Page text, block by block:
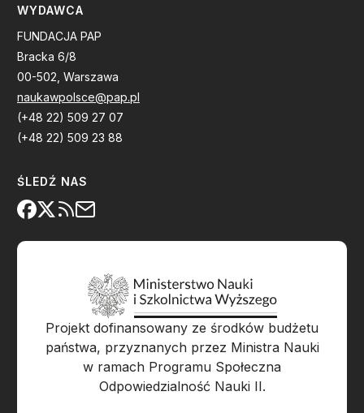
WYDAWCA
FUNDACJA PAP
Bracka 6/8
00-502, Warszawa
naukawpolsce@pap.pl
(+48 22) 509 27 07
(+48 22) 509 23 88
ŚLEDŹ NAS
Projekt dofinansowany ze środków budżetu
państwa, przyznanych przez Ministra Nauki
w ramach Programu Społeczna
Odpowiedzialność Nauki II.